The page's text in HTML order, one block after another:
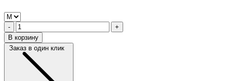
-
+
В корзину
Заказ в один клик